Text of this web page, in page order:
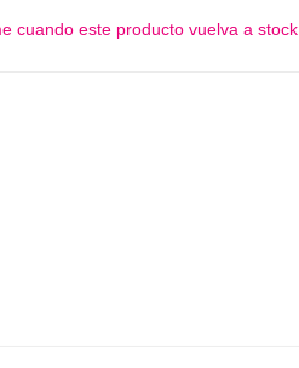
cuando este producto vuelva a stock